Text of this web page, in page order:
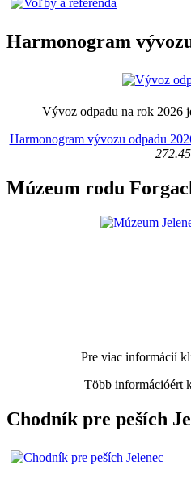
Harmonogram
Vývoz odpadu na rok 2026
Harmonogram vývozu odpadu
Múzeum rodu
Pre viac informácií
Több információért
Chodník pre peších